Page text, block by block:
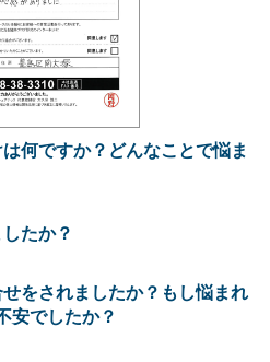
何ですか？どんなことで悩ま
たか？
をされましたか？もし悩まれ
安でしたか？